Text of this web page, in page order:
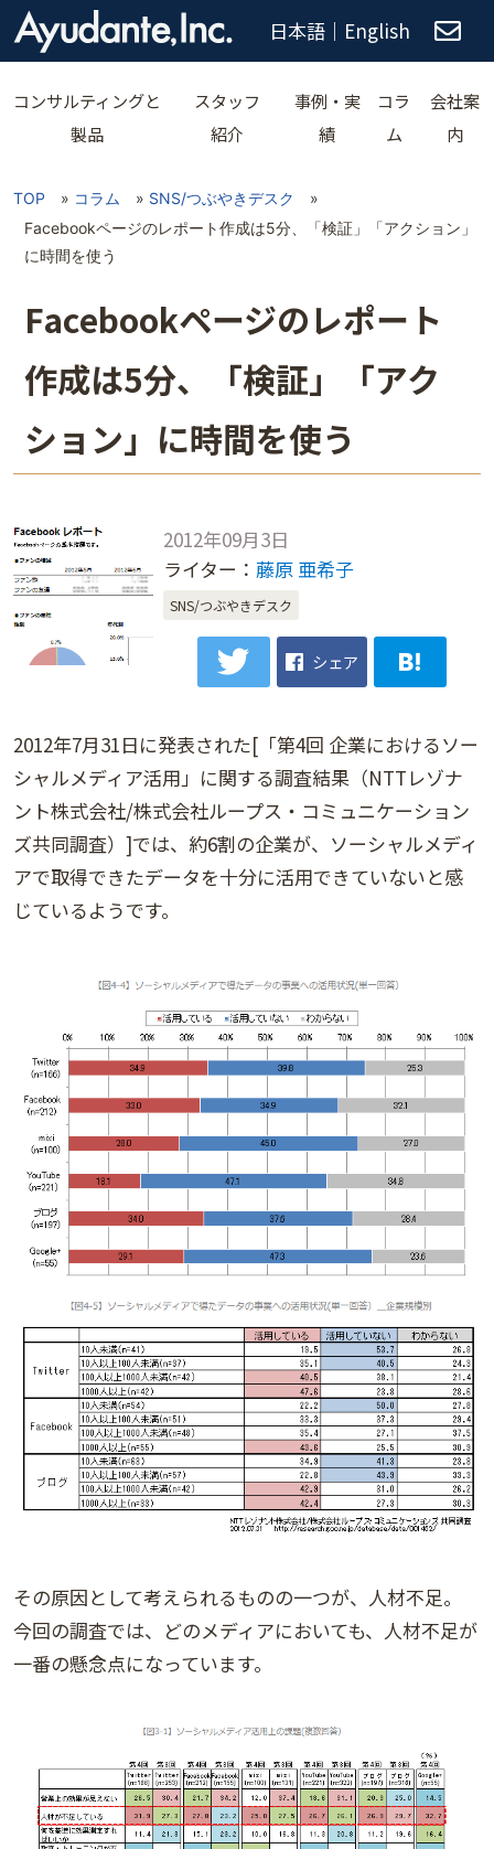
日本語 ｜ English
コンサルティングと
製品
スタッフ
紹介
事例・実
績
コラ
ム
会社案
内
TOP » コラム » SNS/つぶやきデスク
»
Facebookページのレポート作成は5分、「検証」「アクション」
に時間を使う
Facebookページのレポート
作成は5分、「検証」「アク
ション」に時間を使う
2012年09月3日
ライター： 藤原 亜希子
SNS/つぶやきデスク
シェア
2012年7月31日に発表された[「第4回 企業におけるソー
シャルメディア活用」に関する調査結果（NTTレゾナ
ント株式会社/株式会社ループス・コミュニケーション
ズ共同調査）]では、約6割の企業が、ソーシャルメディ
アで取得できたデータを十分に活用できていないと感
じているようです。
その原因として考えられるものの一つが、人材不足。
今回の調査では、どのメディアにおいても、人材不足が
一番の懸念点になっています。